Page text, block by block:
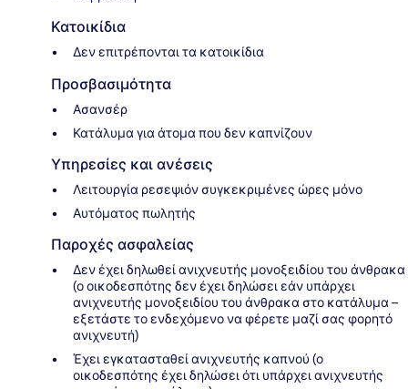
Κατοικίδια
Δεν επιτρέπονται τα κατοικίδια
Προσβασιμότητα
Ασανσέρ
Κατάλυμα για άτομα που δεν καπνίζουν
Υπηρεσίες και ανέσεις
Λειτουργία ρεσεψιόν συγκεκριμένες ώρες μόνο
Αυτόματος πωλητής
Παροχές ασφαλείας
Δεν έχει δηλωθεί ανιχνευτής μονοξειδίου του άνθρακα
(ο οικοδεσπότης δεν έχει δηλώσει εάν υπάρχει
ανιχνευτής μονοξειδίου του άνθρακα στο κατάλυμα –
εξετάστε το ενδεχόμενο να φέρετε μαζί σας φορητό
ανιχνευτή)
Έχει εγκατασταθεί ανιχνευτής καπνού (ο
οικοδεσπότης έχει δηλώσει ότι υπάρχει ανιχνευτής